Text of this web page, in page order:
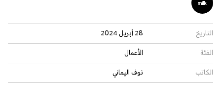
التاريخ 28 أبريل 2024
الفئة الأعمال
الكاتب نوف اليماني